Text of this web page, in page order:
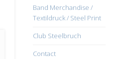
Band Merchandise /
Textildruck / Steel Print
Club Steelbruch
Contact